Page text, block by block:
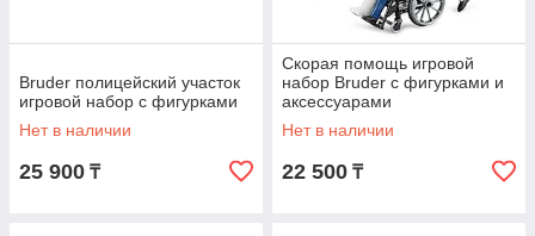
Bruder полицейский участок
игровой набор с фигурками
Нет в наличии
25 900 ₸
Скорая помощь игровой
набор Bruder с фигурками и
аксессуарами
Нет в наличии
22 500 ₸